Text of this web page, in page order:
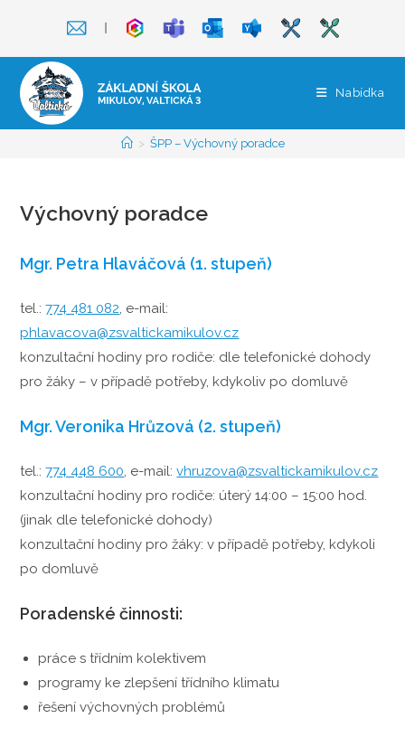
obsahu
Nabídka
> ŠPP – Výchovný poradce
Výchovný poradce
Mgr. Petra Hlaváčová (1. stupeň)
tel.:774 481 082 , e-mail:
phlavacova@zsvaltickamikulov.cz
konzultační hodiny pro rodiče: dle telefonické dohody
pro žáky – v případě potřeby, kdykoliv po domluvě
Mgr. Veronika Hrůzová (2. stupeň)
tel.:774 448 600 , e-mail:vhruzova@zsvaltickamikulov.cz
konzultační hodiny pro rodiče: úterý 14:00 – 15:00 hod.
(jinak dle telefonické dohody)
konzultační hodiny pro žáky: v případě potřeby, kdykoli
po domluvě
Poradenské činnosti:
práce s třídním kolektivem
programy ke zlepšení třídního klimatu
řešení výchovných problémů